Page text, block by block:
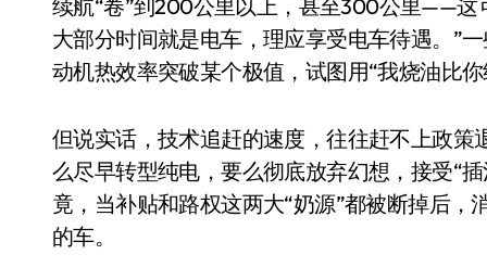
续航“卷”到200公里以上，甚至300公里——这
大部分时间就是电车，理应享受电车待遇。”
动机热效率突破某个极值，试图用“我烧油比
但说实话，技术追赶的速度，往往赶不上政策
么尽早转型纯电，要么彻底放弃幻想，接受“
竟，当补贴和路权这两大“奶源”都被断掉后
的车。